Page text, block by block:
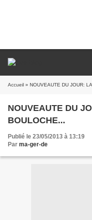
Accueil » NOUVEAUTE DU JOUR:
NOUVEAUTE DU
BOULOCHE...
Publié le 23/05/2013 à 13:19
Par ma-ger-de